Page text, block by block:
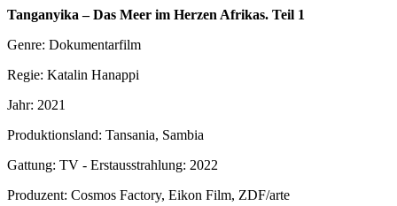
Tanganyika – Das Meer im Herzen Afrikas. Teil 1
Genre: Dokumentarfilm
Regie: Katalin Hanappi
Jahr: 2021
Produktionsland: Tansania, Sambia
Gattung: TV - Erstausstrahlung: 2022
Produzent: Cosmos Factory, Eikon Film, ZDF/arte